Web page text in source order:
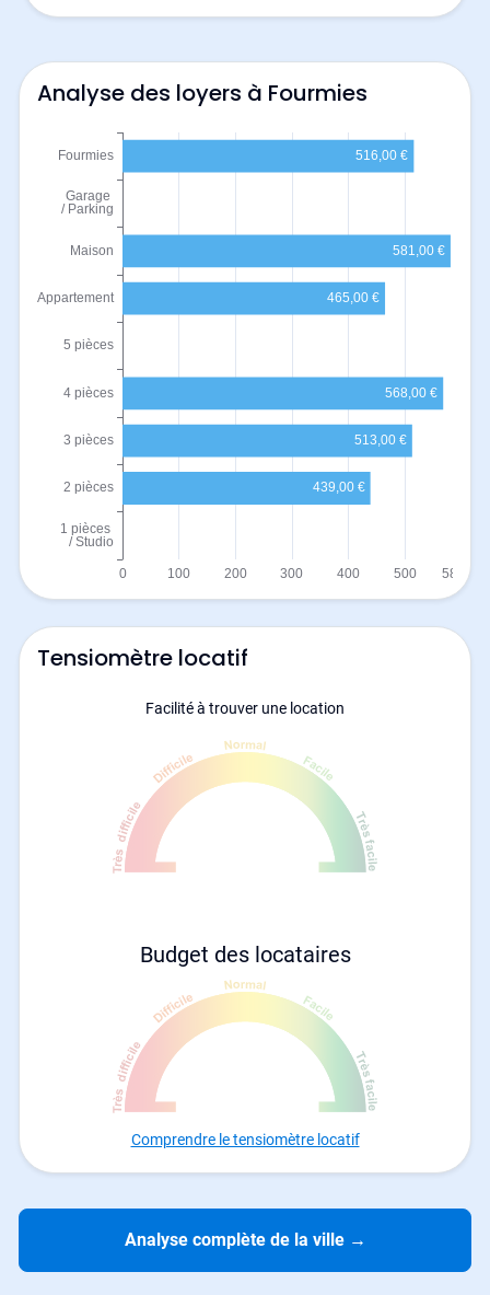
Analyse des loyers à Fourmies
Tensiomètre locatif
Facilité à trouver une location
Budget des locataires
Comprendre le tensiomètre locatif
Analyse complète de la ville →